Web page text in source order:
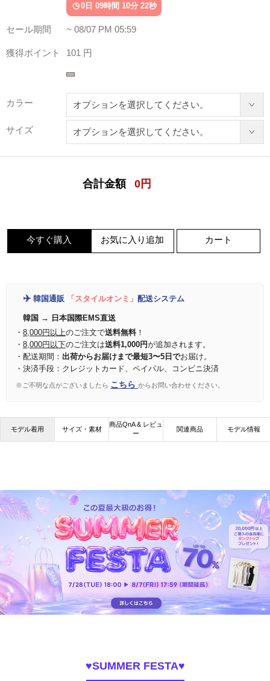
0日 09時間 10分 18秒
セール期間 ~ 08/07 PM 05:59
獲得ポイント 101 円
カラー
サイズ
合計金額 0 円
今すぐ購入 お気に入り追加 カート
✈️ 韓国通販 「スタイルオンミ」 配送システム
韓国 → 日本国際EMS直送
・ 8,000円以上のご注文で送料無料！
・ 8,000円以下のご注文は送料1,000円が追加されます。
・配送期間： 出荷からお届けまで最短3〜5日でお届け。
・決済手段：クレジットカード、ペイパル、コンビニ決済
※ご不明な点がございましたら こちら からお問い合わせください。
モデル着用 サイズ・素材
商品QnA & レビュ
ー
関連商品 モデル情報
♥SUMMER FESTA♥